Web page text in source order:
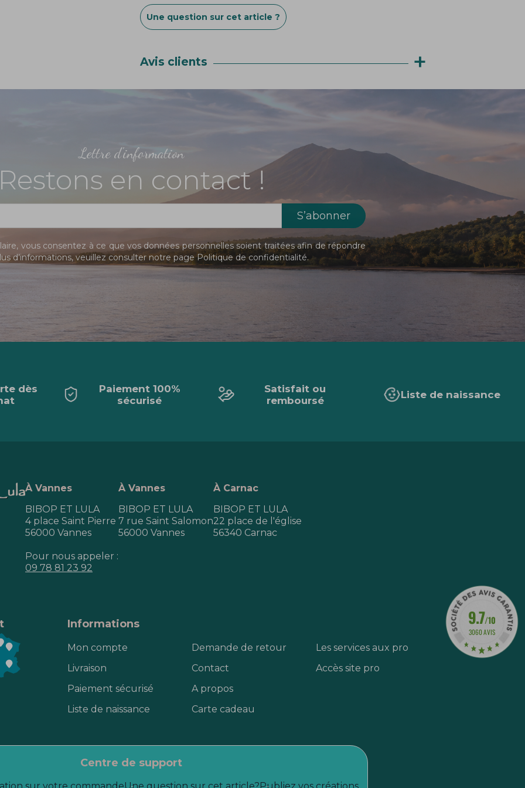
Une question sur cet article ?
Avis clients +
Lettre d'information
en contact !
vous consentez à ce que vos données personnelles soient traitées afin de répondre
d’informations, veuillez consulter notre pagePolitique de confidentialité.
dès
Paiement 100%
sécurisé
Satisfait ou
remboursé
Liste de naissance
À Vannes
BIBOP ET LULA
4 place Saint Pierre
56000 Vannes
Pour nous appeler :
09 78 81 23 92
À Vannes
BIBOP ET LULA
7 rue Saint Salomon
56000 Vannes
À Carnac
BIBOP ET LULA
22 place de l'église
56340 Carnac
Informations
Mon compte
Livraison
Paiement sécurisé
Liste de naissance
Demande de retour
Contact
A propos
Carte cadeau
Les services aux pro
Accès site pro
centre de support
sur votre commandeUne question sur cet article?Publiez vos créations
9.7/10
3060 AVIS